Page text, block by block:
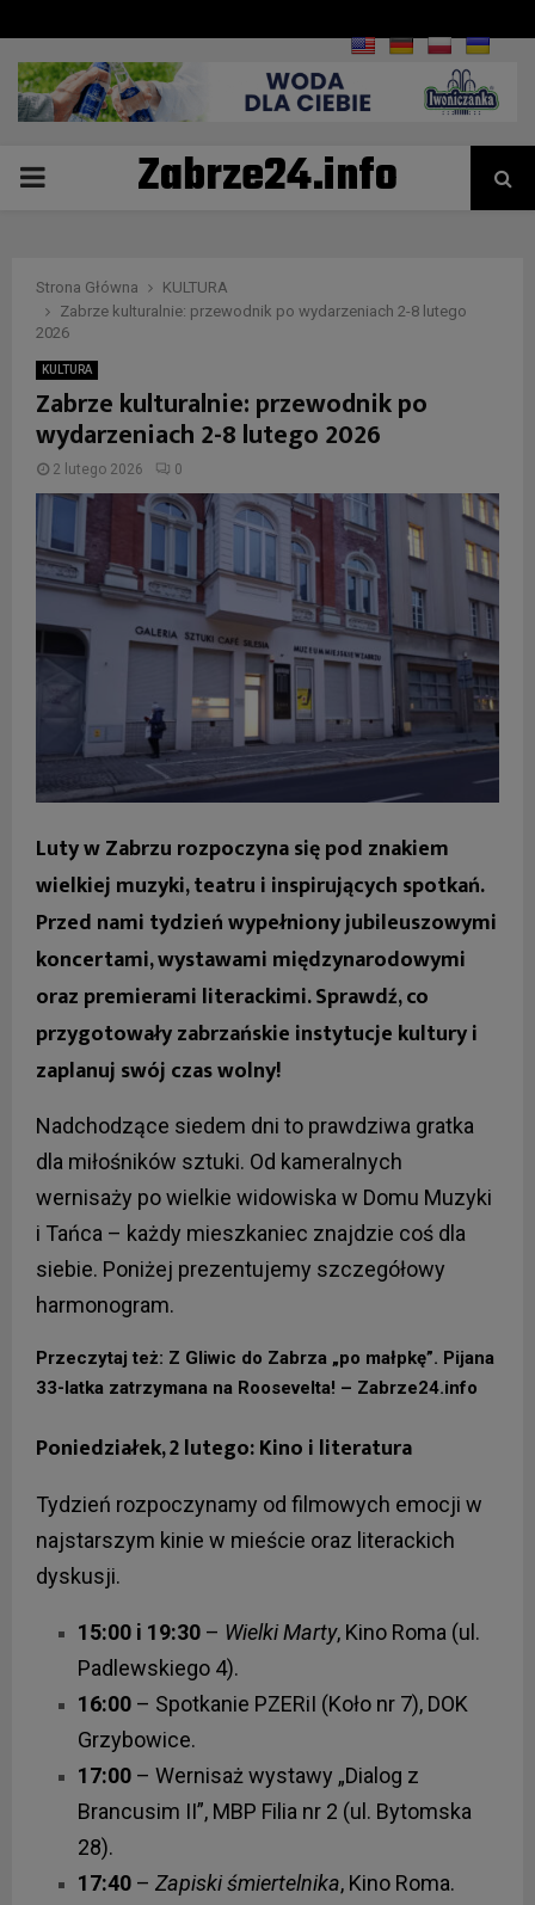
PRIMARYZabrze24.info
Strona Główna
KULTURA
Zabrze kulturalnie: przewodnik po wydarzeniach 2-8 lutego
2026
KULTURA
Zabrze kulturalnie: przewodnik po
wydarzeniach 2-8 lutego 2026
2 lutego 2026 0
Luty w Zabrzu rozpoczyna się pod znakiem
wielkiej muzyki, teatru i inspirujących spotkań.
Przed nami tydzień wypełniony jubileuszowymi
koncertami, wystawami międzynarodowymi
oraz premierami literackimi. Sprawdź, co
przygotowały zabrzańskie instytucje kultury i
zaplanuj swój czas wolny!
Nadchodzące siedem dni to prawdziwa gratka
dla miłośników sztuki. Od kameralnych
wernisaży po wielkie widowiska w Domu Muzyki
i Tańca – każdy mieszkaniec znajdzie coś dla
siebie. Poniżej prezentujemy szczegółowy
harmonogram.
Przeczytaj też: Z Gliwic do Zabrza „po małpkę”. Pijana
33-latka zatrzymana na Roosevelta! – Zabrze24.info
Poniedziałek, 2 lutego: Kino i literatura
Tydzień rozpoczynamy od filmowych emocji w
najstarszym kinie w mieście oraz literackich
dyskusji.
15:00 i 19:30 – Wielki Marty, Kino Roma (ul.
Padlewskiego 4).
16:00 – Spotkanie PZERiI (Koło nr 7), DOK
Grzybowice.
17:00 – Wernisaż wystawy „Dialog z
Brancusim II”, MBP Filia nr 2 (ul. Bytomska
28).
17:40 – Zapiski śmiertelnika, Kino Roma.